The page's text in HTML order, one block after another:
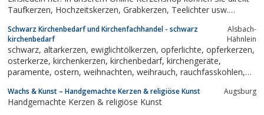
Taufkerzen, Hochzeitskerzen, Grabkerzen, Teelichter usw.
Schwarz Kirchenbedarf und Kirchenfachhandel - schwarz
kirchenbedarf
Alsbach-
Hähnlein
schwarz, altarkerzen, ewiglichtölkerzen, opferlichte, opferkerzen,
osterkerze, kirchenkerzen, kirchenbedarf, kirchengeräte,
paramente, ostern, weihnachten, weihrauch, rauchfasskohlen,
verzierwachs, kerzenfachhandel, wachswaren, taufkerzen,...
Wachs & Kunst – Handgemachte Kerzen & religiöse Kunst Augsburg
Handgemachte Kerzen & religiöse Kunst